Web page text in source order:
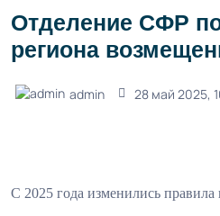
Отделение СФР
региона
admin 28 май 2025,
С 2025 года изменились правила